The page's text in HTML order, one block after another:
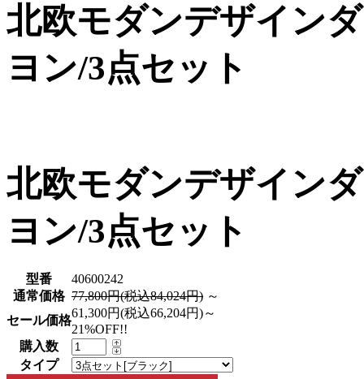
北欧モダンデザイン
ヨン/3点セット
北欧モダンデザイン
ヨン/3点セット
型番
40600242
通常価格 77,800円(税込84,024円) ～
セール価格
61,300円(税込66,204円)～
21%OFF!!
購入数
タイプ